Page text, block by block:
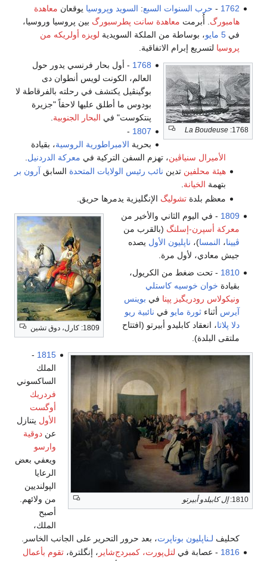
السبع:السويد وپروسيايوقعانمعاهدة
سانت پطرسبورگبين پروسيا وروسيا،
من الملكة السويديةلويزه أولريكه من
الاتفاقية.
1768- أول بحار فرنسي يدور حول
العالم، الكونت لويس أنطوان دى
بوگينڤيل يكتشف في رحلته بالفرقاطة لا
بودوس ما أطلق عليها لاحقاً "جزيرة
پنتكوست" فيالبحار الجنوبية.
1807
-
الامبراطورية الروسية، بقيادة
، تهزم السفن التركية فيمعركة الدردنيل .
نائب رئيس الولايات المتحدةالسابقآرون بر
الإنگليزية يدمرها حريق.
1809: كارل، دوق تشين
والأخير من
(بالقرب من
يصده
الكريول،
كاستلي
فيبوينس
نائبية ريو
أبيرتو (افتتاح
1815
-
الملك
الساكسوني
فردريك
أوگست
الأوليتنازل
عن
وارسو
ويعفي بعض
الرعايا
أصبح
، بعد حرور التحرير على الجانب الخاسر.
لتل‌پورت، كمبردج‌شاير ، إنگلترة، تقوم بأعمال